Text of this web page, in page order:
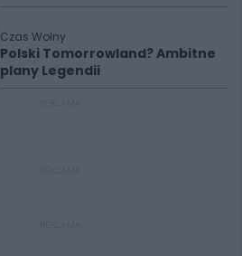
Czas Wolny
Polski Tomorrowland? Ambitne
plany Legendii